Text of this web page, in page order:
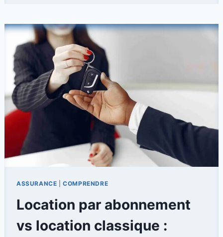
À
QUOI
SERT-
IL
ET
POURQUOI
LE
RESPECTER
LETTRE
ASSURANCE |COMPRENDRE
Location par abonnement
vs location classique :